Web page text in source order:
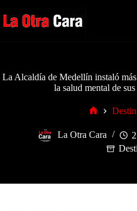
al
contenido
La Alcaldía de Medellín instaló
la salud mental de
La Otra Cara